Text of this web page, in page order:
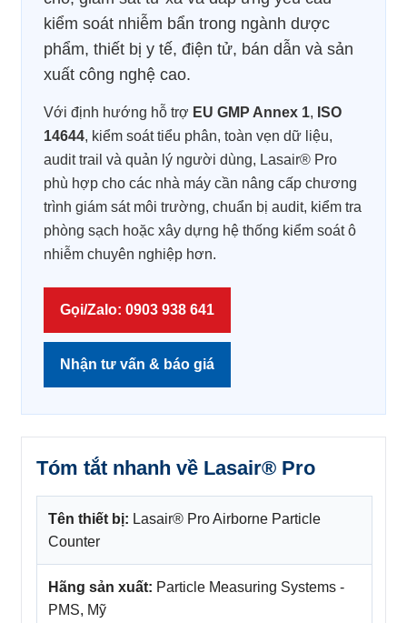
kiểm soát nhiễm bẩn trong ngành dược
phẩm, thiết bị y tế, điện tử, bán dẫn và sản
xuất công nghệ cao.
Với định hướng hỗ trợ EU GMP Annex 1, ISO
14644, kiểm soát tiểu phân, toàn vẹn dữ liệu,
audit trail và quản lý người dùng, Lasair® Pro
phù hợp cho các nhà máy cần nâng cấp chương
trình giám sát môi trường, chuẩn bị audit, kiểm tra
phòng sạch hoặc xây dựng hệ thống kiểm soát ô
nhiễm chuyên nghiệp hơn.
Gọi/Zalo: 0903 938 641
Nhận tư vấn & báo giá
Tóm tắt nhanh về Lasair® Pro
Tên thiết bị: Lasair® Pro Airborne Particle
Counter
Hãng sản xuất: Particle Measuring Systems -
PMS, Mỹ